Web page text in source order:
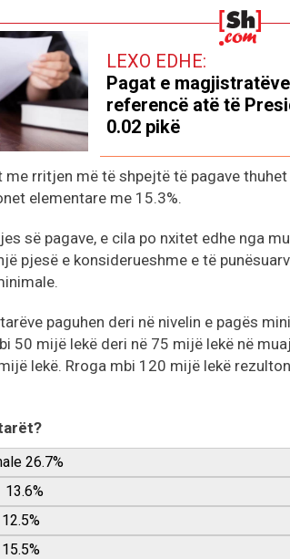
LEXO EDHE:
Pagat e
referencë atë të
0.02 pikë
rritjen më të shpejtë të pagave
elementare me 15.3%.
së pagave, e cila po nxitet edhe nga
pjesë e konsiderueshme e të
paguhen deri në nivelin e pagës
50 mijë lekë deri në 75 mijë lekë në
lekë. Rroga mbi 120 mijë lekë
26.7%